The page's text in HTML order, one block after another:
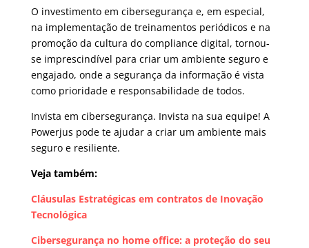
O investimento em cibersegurança e, em especial,
na implementação de treinamentos periódicos e na
promoção da cultura do compliance digital, tornou-
se imprescindível para criar um ambiente seguro e
engajado, onde a segurança da informação é vista
como prioridade e responsabilidade de todos.
Invista em cibersegurança. Invista na sua equipe! A
Powerjus pode te ajudar a criar um ambiente mais
seguro e resiliente.
Veja também:
Cláusulas Estratégicas em contratos de Inovação
Tecnológica
Cibersegurança no home office: a proteção do seu